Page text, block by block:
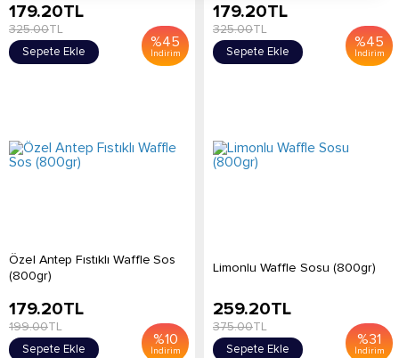
%45
İndirim
179.20TL
325.00TL
Sepete Ekle
%45
İndirim
179.20TL
325.00TL
Sepete Ekle
Özel Antep Fıstıklı Waffle Sos
(800gr)
%10
İndirim
179.20TL
199.00TL
Sepete Ekle
Limonlu Waffle Sosu (800gr)
%31
İndirim
259.20TL
375.00TL
Sepete Ekle